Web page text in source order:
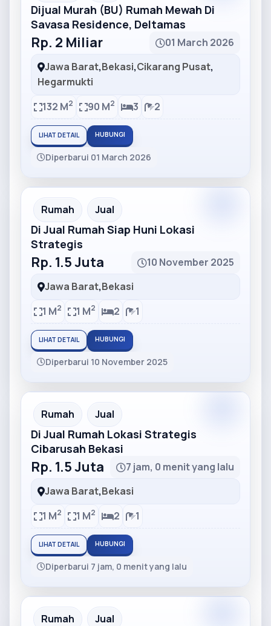
Dijual Murah (BU) Rumah Mewah Di
Savasa Residence, Deltamas
Rp. 2 Miliar
01 March 2026
Jawa Barat,Bekasi,Cikarang Pusat,
Hegarmukti
132 M2 90 M2 3 2
LIHAT DETAIL HUBUNGI
Diperbarui 01 March 2026
Partner Ad
Rumah Jual
Di Jual Rumah Siap Huni Lokasi
Strategis
Rp. 1.5 Juta
10 November 2025
Jawa Barat,Bekasi
1 M2 1 M2 2 1
LIHAT DETAIL HUBUNGI
Diperbarui 10 November 2025
Partner Ad
Rumah Jual
Di Jual Rumah Lokasi Strategis
Cibarusah Bekasi
Rp. 1.5 Juta
7 jam, 0 menit yang lalu
Jawa Barat,Bekasi
1 M2 1 M2 2 1
LIHAT DETAIL HUBUNGI
Diperbarui 7 jam, 0 menit yang lalu
Partner Ad
Rumah Jual